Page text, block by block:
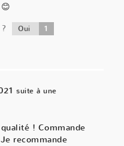
Oui 1
suite à une
! Commande
recommande